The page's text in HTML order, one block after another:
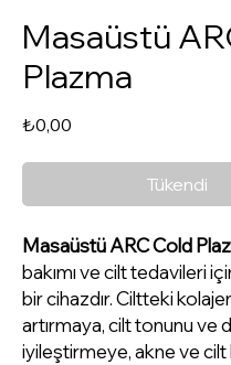
Masaüstü
Plazma
₺0,00
Tükendi
Masaüstü ARC Cold
bakımı ve cilt tedavileri
bir cihazdır. Ciltteki
artırmaya, cilt tonunu ve
iyileştirmeye, akne ve cilt